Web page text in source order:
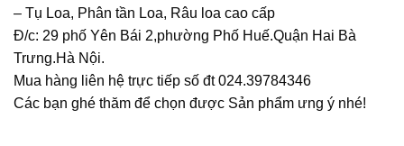
– Tụ Loa, Phân tần Loa, Râu loa cao cấp
Đ/c: 29 phố Yên Bái 2,phường Phố Huế.Quận Hai Bà
Trưng.Hà Nội.
Mua hàng liên hệ trực tiếp số đt 024.39784346
Các bạn ghé thăm để chọn được Sản phẩm ưng ý nhé!